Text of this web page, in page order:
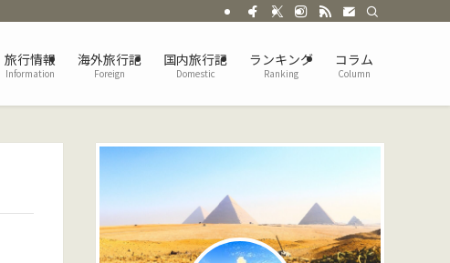
旅行情報
Information
海外旅行記
Foreign
国内旅行記
Domestic
ランキング
Ranking
コラム
Column